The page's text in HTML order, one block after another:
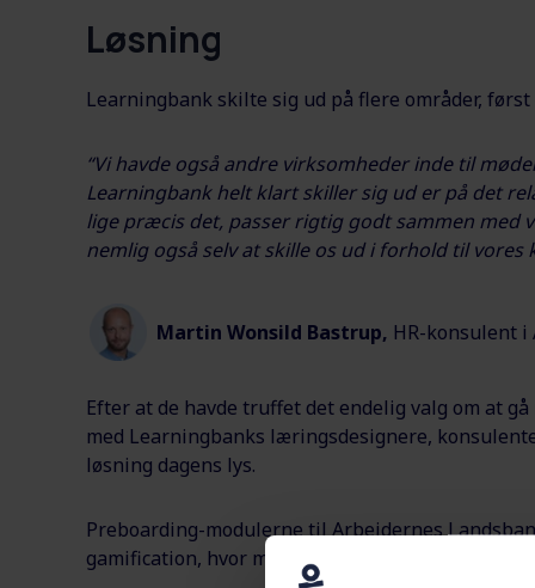
Løsning
Learningbank skilte sig ud på flere områder,
“Vi havde også andre virksomheder inde til
Learningbank helt klart skiller sig ud er på det
lige præcis det, passer rigtig godt sammen
nemlig også selv at skille os ud i forhold til vores
Martin Wonsild Bastrup, HR-konsulent
Efter at de havde truffet det endelig valg om at
med Learningbanks læringsdesignere,
løsning dagens lys.
Preboarding-modulerne til Arbejdernes
gamification, hvor man bruger spilmekanikker i